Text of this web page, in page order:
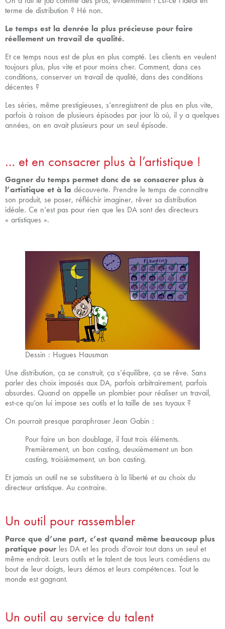
terme de distribution ? Hé non.
Le temps est la denrée la plus précieuse pour faire
réellement un travail de qualité.
Et ce temps nous est de plus en plus compté. Les clients en veulent
toujours plus, plus vite et pour moins cher. Comment, dans ces
conditions, conserver un travail de qualité, dans des conditions
décentes ?
Les séries, même prestigieuses, s’enregistrent de plus en plus vite,
parfois à raison de plusieurs épisodes par jour là où, il y a quelques
années, on en avait plusieurs pour un seul épisode.
… et en consacrer plus à l’artistique !
Gagner du temps permet donc de se consacrer plus à
l’artistique et à la découverte. Prendre le temps de connaître
son produit, se poser, réfléchir imaginer, rêver sa distribution
idéale. Ce n’est pas pour rien que les DA sont des directeurs
« artistiques ».
Dessin : Hugues Hausman
Une distribution, ça se construit, ça s’équilibre, ça se rêve. Sans
parler des choix imposés aux DA, parfois arbitrairement, parfois
absurdes. Quand on appelle un plombier pour réaliser un travail,
est-ce qu’on lui impose ses outils et la taille de ses tuyaux ?
On pourrait presque paraphraser Jean Gabin :
Pour faire un bon doublage, il faut trois éléments.
Premièrement, un bon casting, deuxièmement un bon
casting, troisièmement, un bon casting.
Et jamais un outil ne se substituera à la liberté et au choix du
directeur artistique. Au contraire.
Un outil pour rassembler
Parce que d’une part, c’est quand même beaucoup plus
pratique pour les DA et les prods d’avoir tout dans un seul et
même endroit. Leurs outils et le talent de tous leurs comédiens au
bout de leur doigts, leurs démos et leurs compétences. Tout le
monde est gagnant.
Un outil au service du talent